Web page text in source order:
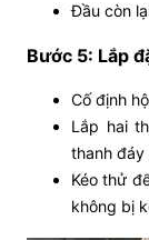
Đầu còn
Bước 5: Lắp
Cố định
Lắp hai
thanh đáy
Kéo thử
không bị